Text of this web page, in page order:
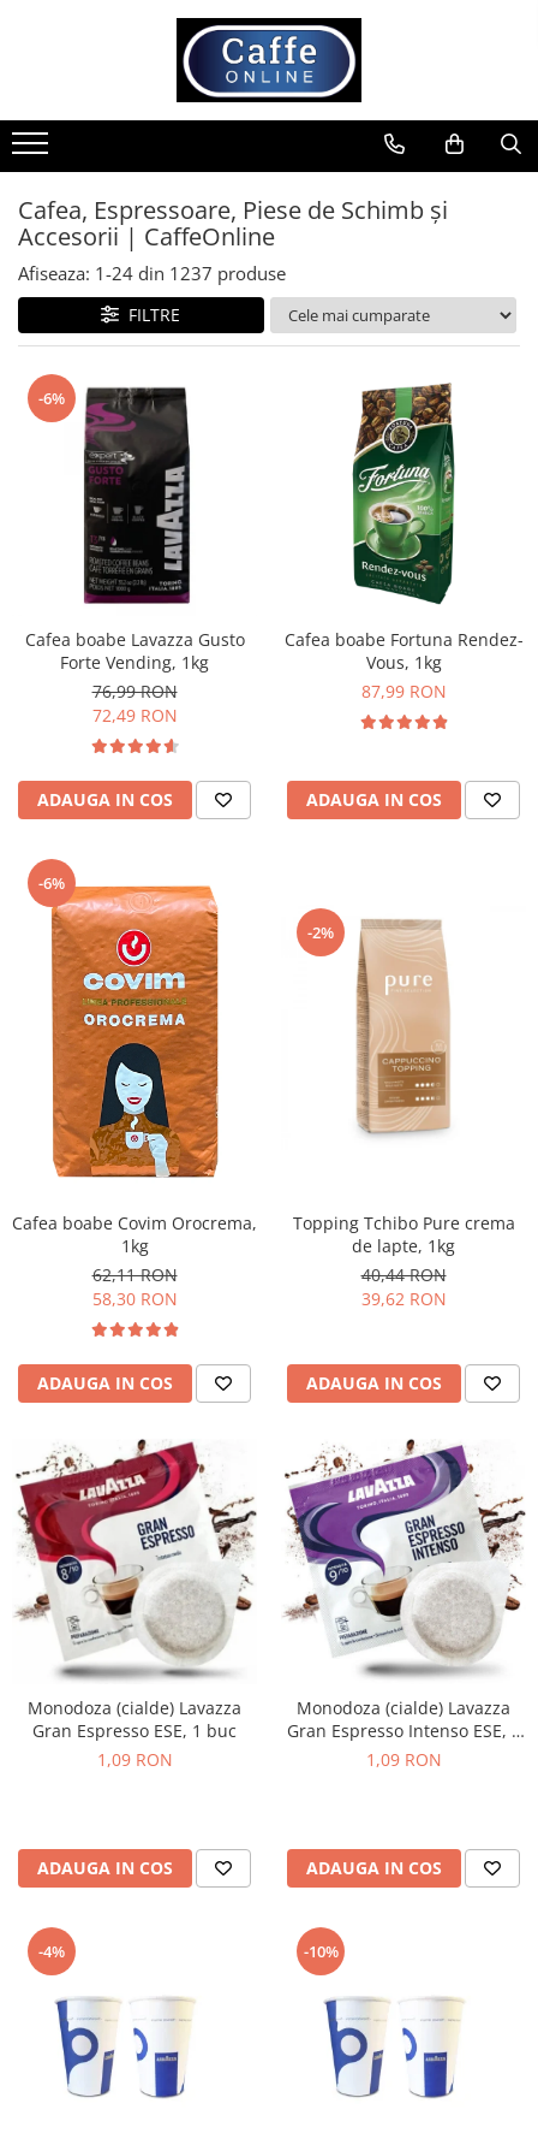
Cafea
Cafea Boabe
Capsule Cafea
Cafea Macinata
Cafea Instant
Espressoare
Aparate Automate
Aparate capsule
Aparate clasice
Accesorii
Complementare
Diverse
Pahare de cafea
Consumabile
Ciocolata calda
Lapte instant
Pliculete Zahar si Miere
Siropuri
Topping
Aparate SH
Promotii
Stabilizatoare tensiune
Piese schimb espressoare
Curatare
Portafiltre
Tamper
Altele
Cafea, Espressoare, Piese de Schimb și
Accesorii | CaffeOnline
Afiseaza: 1-24 din 1237 produse
FILTRE
-6%
Cafea boabe Lavazza Gusto
Forte Vending, 1kg
76,99 RON
72,49 RON
ADAUGA IN COS
Cafea boabe Fortuna Rendez-
Vous, 1kg
87,99 RON
ADAUGA IN COS
-6%
Cafea boabe Covim Orocrema,
1kg
62,11 RON
58,30 RON
ADAUGA IN COS
-2%
Topping Tchibo Pure crema
de lapte, 1kg
40,44 RON
39,62 RON
ADAUGA IN COS
Monodoza (cialde) Lavazza
Gran Espresso ESE, 1 buc
1,09 RON
ADAUGA IN COS
Monodoza (cialde) Lavazza
Gran Espresso Intenso ESE, 1
buc
1,09 RON
ADAUGA IN COS
-4% -10%